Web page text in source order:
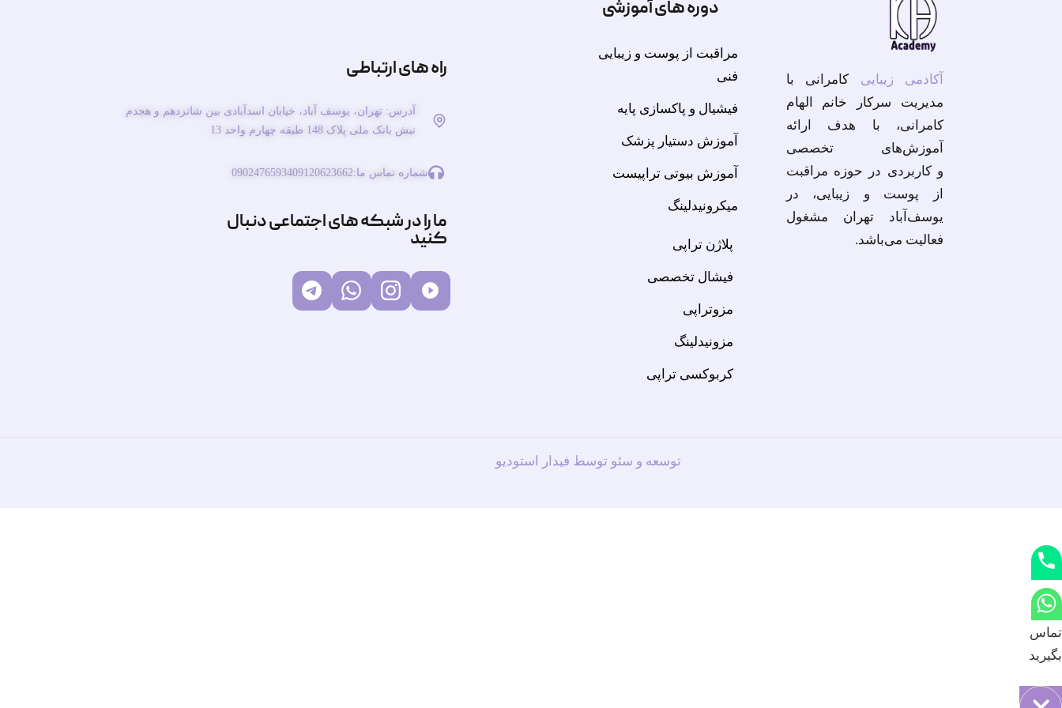
آکادمی زیبایی کامرانی با
مدیریت سرکار خانم الهام
کامرانی، با هدف ارائه
آموزش‌های تخصصی
و کاربردی در حوزه مراقبت
از پوست و زیبایی، در
یوسف‌آباد تهران مشغول
فعالیت می‌باشد.
دوره های آموزشی
مراقبت از پوست و زیبایی
فنی
فیشیال و پاکسازی پایه
آموزش دستیار پزشک
آموزش بیوتی تراپیست
میکرونیدلینگ
پلاژن تراپی
فیشال تخصصی
مزوتراپی
مزونیدلینگ
کربوکسی تراپی
راه های ارتباطی
آدرس: تهران، یوسف آباد، خیابان اسدآبادی بین شانزدهم و هجدم
نبش بانک ملی پلاک 148 طبقه چهارم واحد 13
شماره تماس ما:09120623662
09024765934
ما را در شبکه های اجتماعی دنبال
کنید
توسعه و سئو توسط فیدار استودیو
تماس
بگیرید